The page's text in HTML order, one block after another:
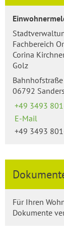
Fachbereich
Corina
Golz
06792
+49 3493
E-Mail
+49 3493
Für Ihren
Dokumente